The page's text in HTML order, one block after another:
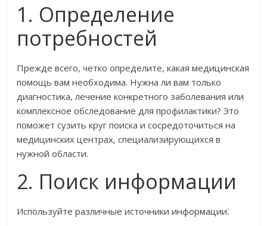
1. Определение
потребностей
Прежде всего, четко определите, какая медицинская
помощь вам необходима. Нужна ли вам только
диагностика, лечение конкретного заболевания или
комплексное обследование для профилактики? Это
поможет сузить круг поиска и сосредоточиться на
медицинских центрах, специализирующихся в
нужной области.
2. Поиск информации
Используйте различные источники информации⁚